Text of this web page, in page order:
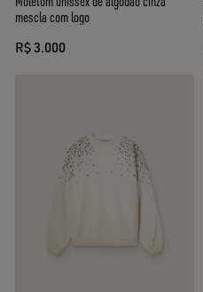
mescla com logo
R$ 3.000